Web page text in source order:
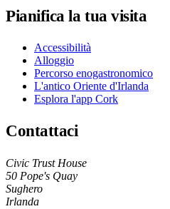
Pianifica la tua visita
Accessibilità
Alloggio
Percorso enogastronomico
L'antico Oriente d'Irlanda
Esplora l'app Cork
Contattaci
Civic Trust House
50 Pope's Quay
Sughero
Irlanda